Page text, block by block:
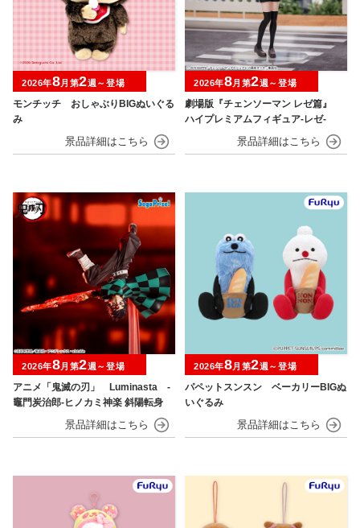
モンチッチ おしゃぶりBIGぬいぐる
み
2026年8月第2週～登場
劇場版『チェンソーマン レゼ篇』
ハイプレミアムフィギュア‐レゼ‐
2026年8月第2週～登場
アニメ「鬼滅の刃」 Luminasta ‐
竈門炭治郎‐ヒノカミ神楽 斜陽転身
2026年8月第2週～登場
パペットスンスン ベーカリーBIGぬ
いぐるみ
2026年8月第2週～登場